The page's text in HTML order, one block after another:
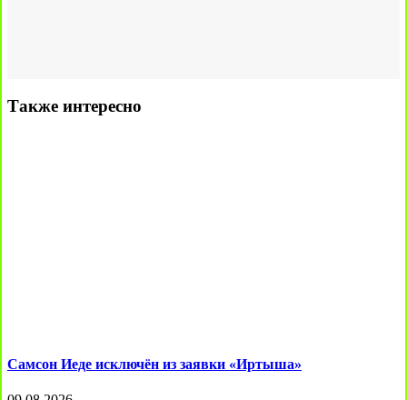
Также интересно
Самсон Иеде исключён из заявки «Иртыша»